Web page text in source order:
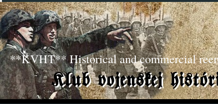
**KVHT** Historical and commercial